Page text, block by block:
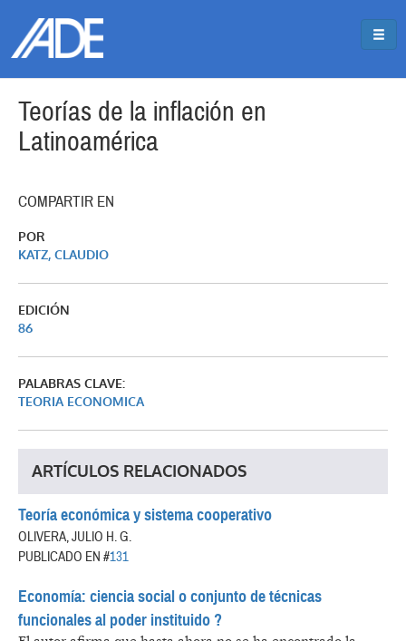
Teorías de la inflación en
Latinoamérica
COMPARTIR EN
POR
KATZ, CLAUDIO
EDICIÓN
86
PALABRAS CLAVE:
TEORIA ECONOMICA
ARTÍCULOS RELACIONADOS
Teoría económica y sistema cooperativo
OLIVERA, JULIO H. G.
PUBLICADO EN #131
Economía: ciencia social o conjunto de técnicas
funcionales al poder instituido ?